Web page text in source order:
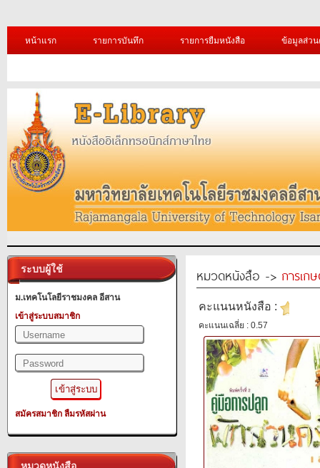
หน้าแรก รายการบันทึก รายการยืมหนังสือ ข้อมูลส่ว
ระบบผู้ใช้
ม.เทคโนโลยีราชมงคล อีสาน
เข้าสู่ระบบสมาชิก
สมัครสมาชิก ลืมรหัสผ่าน
หมวดหนังสือ -> การเก
คะแนนหนังสือ :
คะแนนเฉลี่ย : 0.57